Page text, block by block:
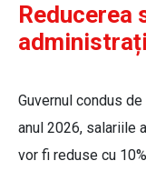
Reducerea
Guvernul condus
anul 2026, salariile
vor fi reduse cu